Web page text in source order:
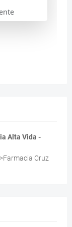
Alta Vida -
Cruz